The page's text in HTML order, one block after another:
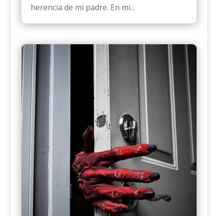
herencia de mi padre. En mi...